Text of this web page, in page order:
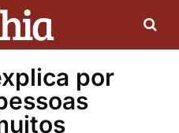
por